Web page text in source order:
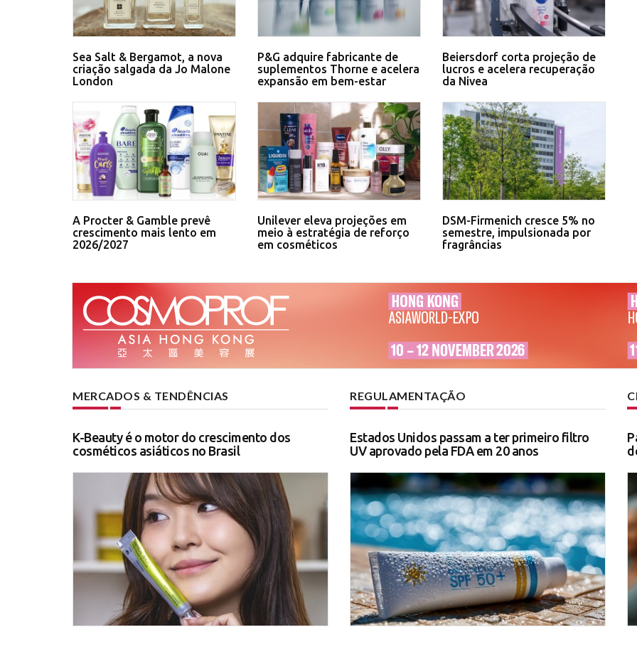
Sea Salt & Bergamot, a nova
criação salgada da Jo Malone
London
P&G adquire fabricante de
suplementos Thorne e acelera
expansão em bem-estar
Beiersdorf corta projeção de
lucros e acelera recuperação
da Nivea
A Procter & Gamble prevê
crescimento mais lento em
2026/2027
Unilever eleva projeções em
meio à estratégia de reforço
em cosméticos
DSM-Firmenich cresce 5% no
semestre, impulsionada por
fragrâncias
MERCADOS & TENDÊNCIAS
K-Beauty é o motor do crescimento dos
cosméticos asiáticos no Brasil
REGULAMENTAÇÃO
Estados Unidos passam a ter primeiro filtro
UV aprovado pela FDA em 20 anos